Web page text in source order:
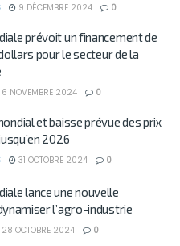
9 DÉCEMBRE 2024 0
prévoit un financement de
pour le secteur de la
6 NOVEMBRE 2024 0
et baisse prévue des prix
2026
31 OCTOBRE 2024 0
lance une nouvelle
l’agro-industrie
28 OCTOBRE 2024 0